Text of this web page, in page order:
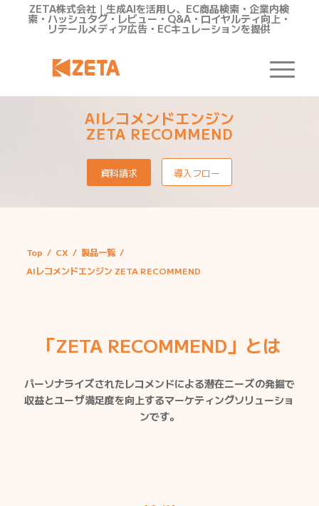
ZETA株式会社｜生成AIを活用し、EC商品検索・企業内検
索・ハッシュタグ・レビュー・Q&A・ロイヤルティ向上・
リテールメディア広告・ECキュレーションを提供
AIレコメンドエンジン
ZETA RECOMMEND
資料請求 導入フロー
Top / CX / 製品一覧 /
AIレコメンドエンジン ZETA RECOMMEND
「ZETA RECOMMEND」とは
パーソナライズされたレコメンドによる潜在ニーズの発掘で
収益とユーザ満足度を向上するマーケティングソリューショ
ンです。